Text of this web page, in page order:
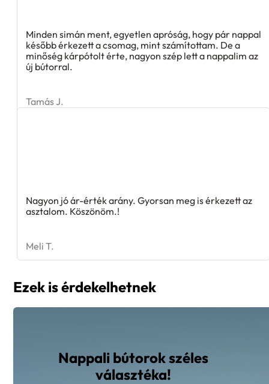
Minden simán ment, egyetlen apróság, hogy pár nappal
később érkezett a csomag, mint számítottam. De a
minőség kárpótolt érte, nagyon szép lett a nappalim az
Nagyon jó ár-érték arány. Gyorsan meg is érkezett az
Meli T.
Nappali bútorok széles